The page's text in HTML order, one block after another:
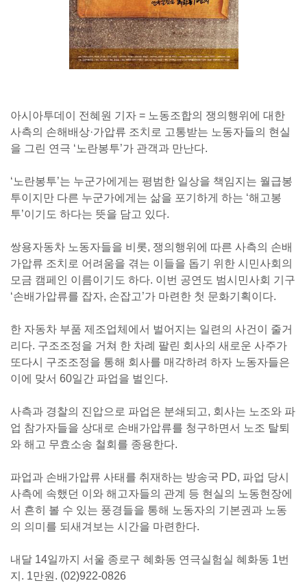
아시아투데이 전혜원 기자 = 노동조합의 쟁의행위에 대한
사측의 손해배상·가압류 조치로 고통받는 노동자들의 현실
을 그린 연극 ‘노란봉투’가 관객과 만난다.
‘노란봉투’는 누군가에게는 평범한 일상을 책임지는 월급봉
투이지만 다른 누군가에게는 삶을 포기하게 하는 ‘해고봉
투’이기도 하다는 뜻을 담고 있다.
쌍용자동차 노동자들을 비롯, 쟁의행위에 따른 사측의 손배
가압류 조치로 어려움을 겪는 이들을 돕기 위한 시민사회의
모금 캠페인 이름이기도 하다. 이번 공연도 범시민사회 기구
‘손배가압류를 잡자, 손잡고’가 마련한 첫 문화기획이다.
한 자동차 부품 제조업체에서 벌어지는 일련의 사건이 줄거
리다. 구조조정을 거쳐 한 차례 팔린 회사의 새로운 사주가
또다시 구조조정을 통해 회사를 매각하려 하자 노동자들은
이에 맞서 60일간 파업을 벌인다.
사측과 경찰의 진압으로 파업은 분쇄되고, 회사는 노조와 파
업 참가자들을 상대로 손배가압류를 청구하면서 노조 탈퇴
와 해고 무효소송 철회를 종용한다.
파업과 손배가압류 사태를 취재하는 방송국 PD, 파업 당시
사측에 속했던 이와 해고자들의 관계 등 현실의 노동현장에
서 흔히 볼 수 있는 풍경들을 통해 노동자의 기본권과 노동
의 의미를 되새겨보는 시간을 마련한다.
내달 14일까지 서울 종로구 혜화동 연극실험실 혜화동 1번
지. 1만원. (02)922-0826